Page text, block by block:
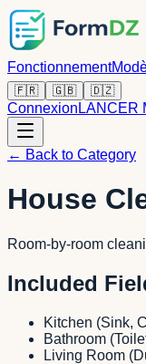
Fonctionnement
🇫🇷 🇬🇧 🇩🇿
Connexion LANCER
← Back to Category
House
Room-by-room
Included
Kitchen (Sink,
Bathroom
Living Room